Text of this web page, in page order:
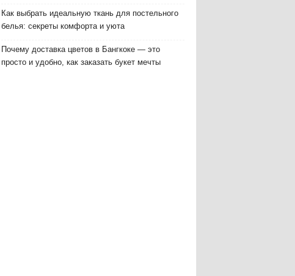
Как выбрать идеальную ткань для постельного
белья: секреты комфорта и уюта
Почему доставка цветов в Бангкоке — это
просто и удобно, как заказать букет мечты